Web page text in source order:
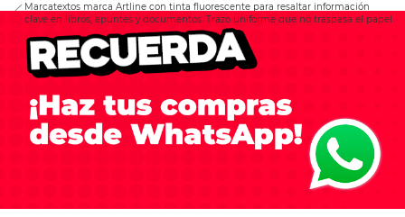
Marcatextos marca Artline con tinta fluorescente para resaltar información
clave en libros, apuntes y documentos. Trazo uniforme que no traspasa el papel.